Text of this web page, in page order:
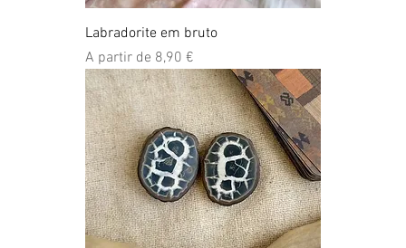
Labradorite em bruto
A partir de 8,90 €
Preço promocional